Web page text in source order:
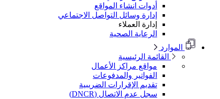
أدوات انشاء المواقع
إدارة وسائل التواصل الاجتماعي
إدارة العملاء
الرعاية الصحية
الموارد
القائمة الرئيسية
مواقع مراكز الأعمال
الفواتير والمدفوعات
تقديم الإقرارات الضريبية
سجل عدم الاتصال (DNCR)